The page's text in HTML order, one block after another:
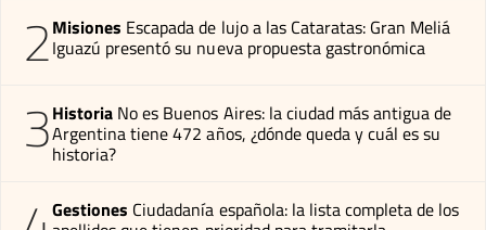
2Misiones Escapada de lujo a las Cataratas: Gran Meliá
Iguazú presentó su nueva propuesta gastronómica
3Historia No es Buenos Aires: la ciudad más antigua de
Argentina tiene 472 años, ¿dónde queda y cuál es su
historia?
Gestiones Ciudadanía española: la lista completa de los